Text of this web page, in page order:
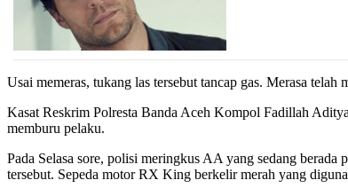
Usai memeras, tukang las tersebut tancap gas. Merasa
Kasat Reskrim Polresta Banda Aceh Kompol Fadillah
memburu pelaku.
Pada Selasa sore, polisi meringkus AA yang sedang
tersebut. Sepeda motor RX King berkelir merah yang